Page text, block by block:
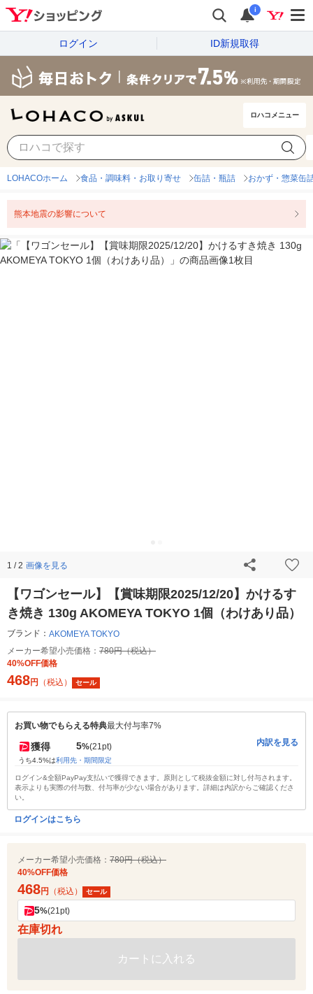
i
ログイン ID新規取得
ロハコメニュー
LOHACOホーム 食品・調味料・お取り寄せ 缶詰・瓶詰 おかず・惣菜缶
熊本地震の影響について
1 / 2 画像を見る
【ワゴンセール】【賞味期限2025/12/20】かけるす
き焼き 130g AKOMEYA TOKYO 1個（わけあり品）
ブランド： AKOMEYA TOKYO
メーカー希望小売価格： 780円（税込）
40%OFF価格
468円 （税込） セール
お買い物でもらえる特典最大付与率7%
獲得 5%(21pt)
うち4.5%は利用先・期間限定
内訳を見る
ログイン&全額PayPay支払いで獲得できます。原則として税抜金額に対し付与されます。
表示よりも実際の付与数、付与率が少ない場合があります。詳細は内訳からご確認くださ
い。
ログインはこちら
メーカー希望小売価格： 780円（税込）
40%OFF価格
468円 （税込） セール
5%(21pt)
在庫切れ
カートに入れる